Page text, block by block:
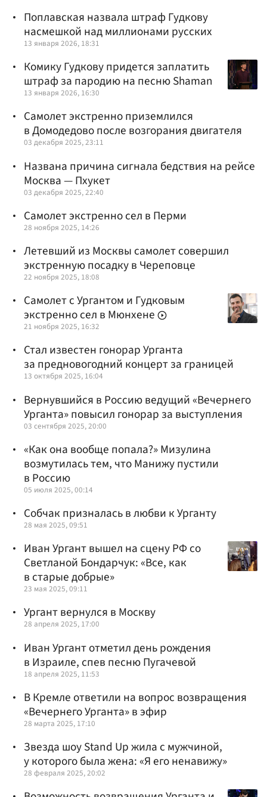
Поплавская назвала штраф Гудкову
насмешкой над миллионами русских
13 января 2026, 18:31
Комику Гудкову придется заплатить
штраф за пародию на песню Shaman
13 января 2026, 16:30
Самолет экстренно приземлился
в Домодедово после возгорания двигателя
03 декабря 2025, 23:11
Названа причина сигнала бедствия на рейсе
Москва — Пхукет
03 декабря 2025, 22:40
Cамолет экстренно сел в Перми
28 ноября 2025, 14:26
Летевший из Москвы самолет совершил
экстренную посадку в Череповце
22 ноября 2025, 18:08
Самолет с Ургантом и Гудковым
экстренно сел в Мюнхене
21 ноября 2025, 16:32
Стал известен гонорар Урганта
за предновогодний концерт за границей
13 октября 2025, 16:04
Вернувшийся в Россию ведущий «Вечернего
Урганта» повысил гонорар за выступления
03 сентября 2025, 20:00
«Как она вообще попала?» Мизулина
возмутилась тем, что Манижу пустили
в Россию
05 июля 2025, 00:14
Собчак призналась в любви к Урганту
28 мая 2025, 09:51
Иван Ургант вышел на сцену РФ со
Светланой Бондарчук: «Все, как
в старые добрые»
23 мая 2025, 09:11
Ургант вернулся в Москву
28 апреля 2025, 17:00
Иван Ургант отметил день рождения
в Израиле, спев песню Пугачевой
18 апреля 2025, 11:53
В Кремле ответили на вопрос возвращения
«Вечернего Урганта» в эфир
28 марта 2025, 17:10
Звезда шоу Stand Up жила с мужчиной,
у которого была жена: «Я его ненавижу»
28 февраля 2025, 20:02